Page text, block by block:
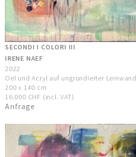
SECONDI I COLORI III
IRENE NAEF
2022
Oel und Acryl auf ungrundierter Leinwand
200 x 140 cm
16.000 CHF (incl. VAT)
Anfrage